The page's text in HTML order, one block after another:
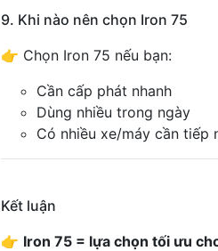
9. Khi nào nên chọn Iron 75
👉 Chọn Iron 75 nếu bạn:
Cần cấp phát nhanh
Dùng nhiều trong ngày
Có nhiều xe/máy cần tiếp
Kết luận
👉 Iron 75 = lựa chọn tối ưu